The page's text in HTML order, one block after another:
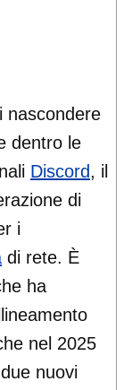
nascondere
dentro le
Discord, il
di
i
di rete. È
ha
nel 2025
nuovi